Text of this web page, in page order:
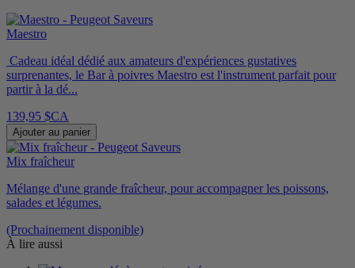
Maestro
Cadeau idéal dédié aux amateurs d'expériences gustatives
surprenantes, le Bar à poivres Maestro est l'instrument parfait pour
partir à la dé...
139,95 $CA
Ajouter au panier
Mix fraîcheur
Mélange d'une grande fraîcheur, pour accompagner les poissons,
salades et légumes.
(Prochainement disponible)
À lire aussi